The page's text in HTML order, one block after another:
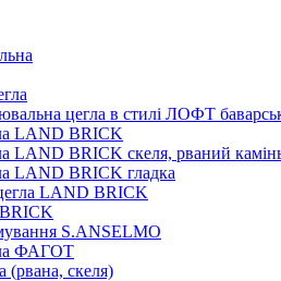
цегла в стилі ЛОФТ
LAND BRICK
LAND BRICK скеля, рваний
LAND BRICK гладка
LAND BRICK
S.ANSELMO
ФАГОТ
(рвана, скеля)